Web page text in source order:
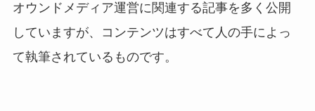
オウンドメディア運営に関連する記事を多く公開
していますが、コンテンツはすべて人の手によっ
て執筆されているものです。